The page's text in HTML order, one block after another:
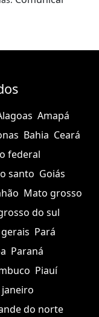
Amapá
Bahia Ceará
federal
santo Goiás
Mato grosso
do sul
Pará
Paraná
Piauí
janeiro
do norte